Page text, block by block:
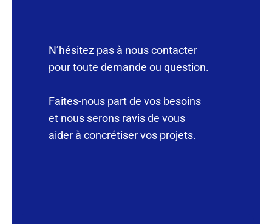
N’hésitez pas à nous contacter
pour toute demande ou question.
Faites-nous part de vos besoins
et nous serons ravis de vous
aider à concrétiser vos projets.